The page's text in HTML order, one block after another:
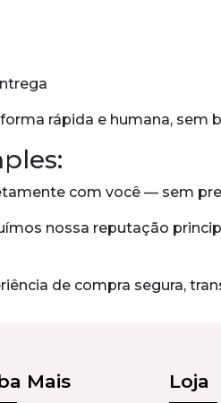
rápida e humana, sem
com você — sem
nossa reputação
de compra segura,
Mais Loja